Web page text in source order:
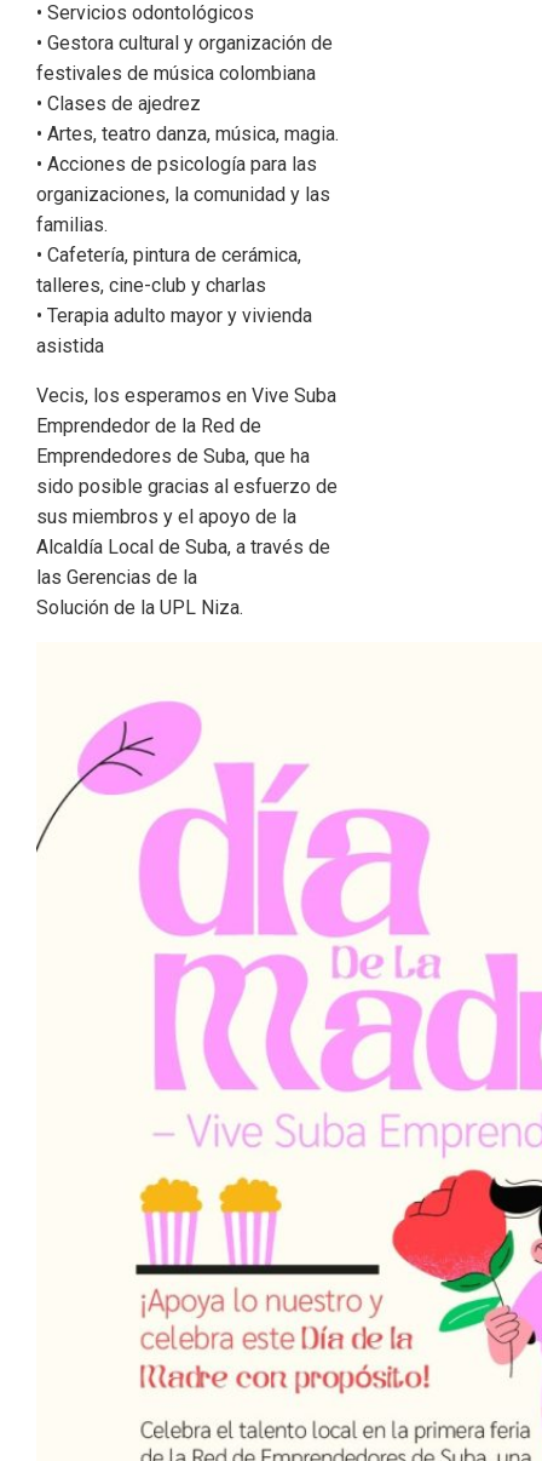
• Servicios odontológicos
• Gestora cultural y organización de
festivales de música colombiana
• Clases de ajedrez
• Artes, teatro danza, música, magia.
• Acciones de psicología para las
organizaciones, la comunidad y las
familias.
• Cafetería, pintura de cerámica,
talleres, cine-club y charlas
• Terapia adulto mayor y vivienda
asistida
Vecis, los esperamos en Vive Suba
Emprendedor de la Red de
Emprendedores de Suba, que ha
sido posible gracias al esfuerzo de
sus miembros y el apoyo de la
Alcaldía Local de Suba, a través de
las Gerencias de la
Solución de la UPL Niza.